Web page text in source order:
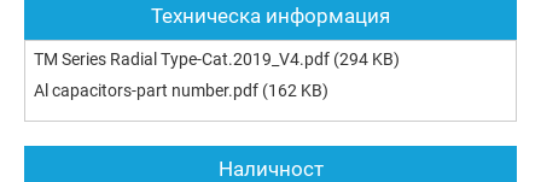
Техническа информация
TM Series Radial Type-Cat.2019_V4.pdf (294 KB)
Al capacitors-part number.pdf (162 KB)
Наличност